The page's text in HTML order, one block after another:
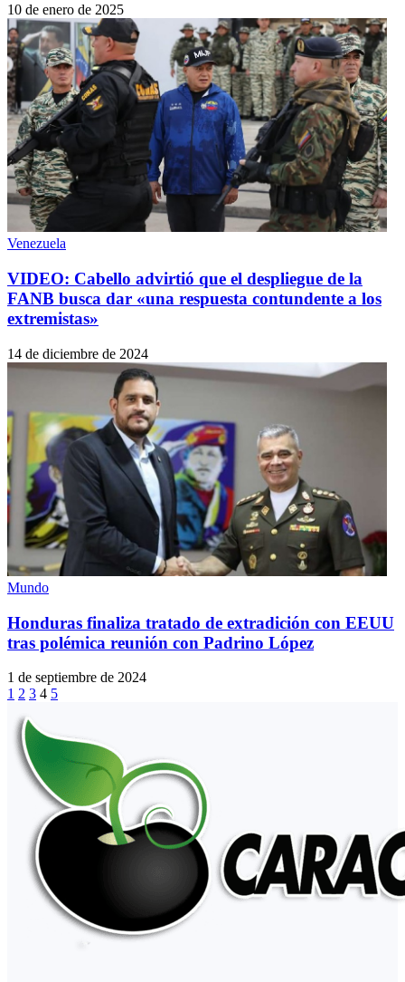
10 de enero de 2025
Venezuela
VIDEO: Cabello advirtió que el despliegue de la
FANB busca dar «una respuesta contundente a los
extremistas»
14 de diciembre de 2024
Mundo
Honduras finaliza tratado de extradición con EEUU
tras polémica reunión con Padrino López
1 de septiembre de 2024
1 2 3 4 5